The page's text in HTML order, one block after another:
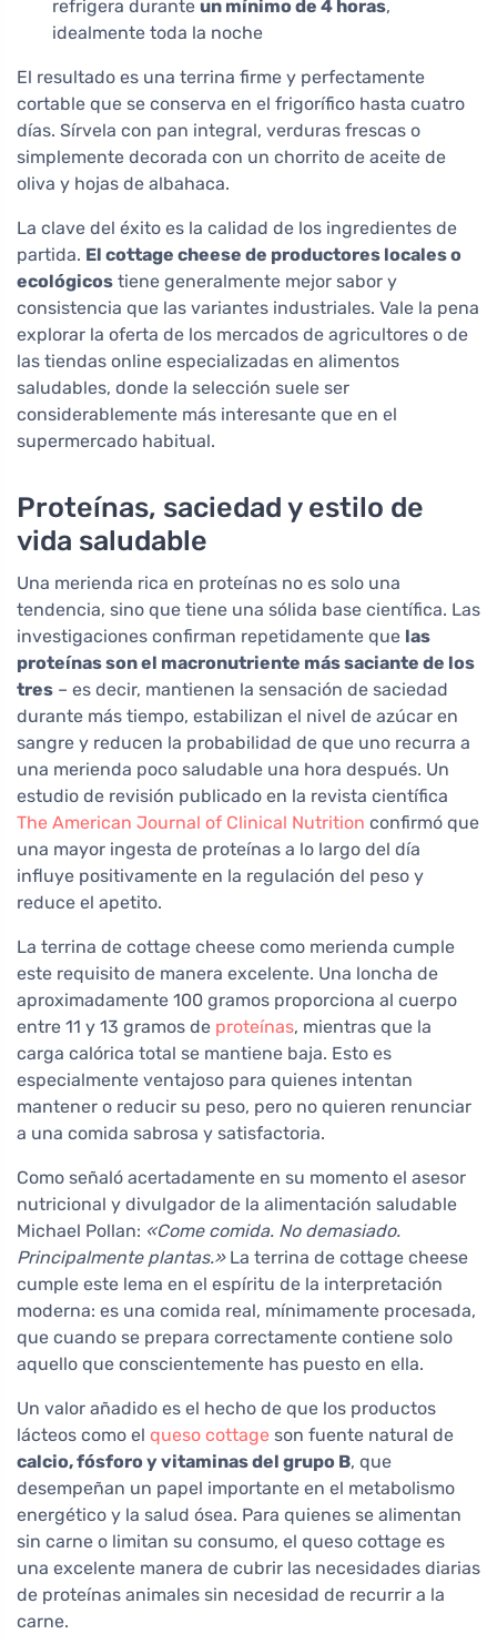
refrigera durante un mínimo de 4 horas,
idealmente toda la noche
El resultado es una terrina firme y perfectamente
cortable que se conserva en el frigorífico hasta cuatro
días. Sírvela con pan integral, verduras frescas o
simplemente decorada con un chorrito de aceite de
oliva y hojas de albahaca.
La clave del éxito es la calidad de los ingredientes de
partida. El cottage cheese de productores locales o
ecológicos tiene generalmente mejor sabor y
consistencia que las variantes industriales. Vale la pena
explorar la oferta de los mercados de agricultores o de
las tiendas online especializadas en alimentos
saludables, donde la selección suele ser
considerablemente más interesante que en el
supermercado habitual.
Proteínas, saciedad y estilo de
vida saludable
Una merienda rica en proteínas no es solo una
tendencia, sino que tiene una sólida base científica. Las
investigaciones confirman repetidamente que las
proteínas son el macronutriente más saciante de los
tres – es decir, mantienen la sensación de saciedad
durante más tiempo, estabilizan el nivel de azúcar en
sangre y reducen la probabilidad de que uno recurra a
una merienda poco saludable una hora después. Un
estudio de revisión publicado en la revista científica
The American Journal of Clinical Nutrition confirmó que
una mayor ingesta de proteínas a lo largo del día
influye positivamente en la regulación del peso y
reduce el apetito.
La terrina de cottage cheese como merienda cumple
este requisito de manera excelente. Una loncha de
aproximadamente 100 gramos proporciona al cuerpo
entre 11 y 13 gramos de proteínas, mientras que la
carga calórica total se mantiene baja. Esto es
especialmente ventajoso para quienes intentan
mantener o reducir su peso, pero no quieren renunciar
a una comida sabrosa y satisfactoria.
Como señaló acertadamente en su momento el asesor
nutricional y divulgador de la alimentación saludable
Michael Pollan: «Come comida. No demasiado.
Principalmente plantas.»La terrina de cottage cheese
cumple este lema en el espíritu de la interpretación
moderna: es una comida real, mínimamente procesada,
que cuando se prepara correctamente contiene solo
aquello que conscientemente has puesto en ella.
Un valor añadido es el hecho de que los productos
lácteos como el queso cottage son fuente natural de
calcio, fósforo y vitaminas del grupo B, que
desempeñan un papel importante en el metabolismo
energético y la salud ósea. Para quienes se alimentan
sin carne o limitan su consumo, el queso cottage es
una excelente manera de cubrir las necesidades diarias
de proteínas animales sin necesidad de recurrir a la
carne.